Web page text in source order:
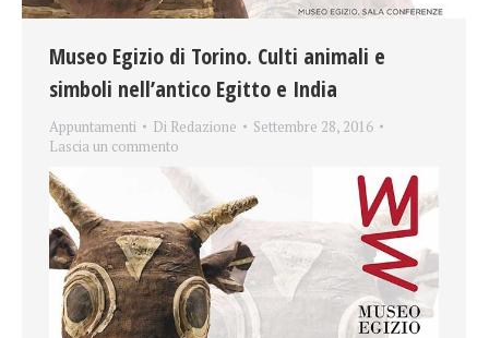
Museo Egizio di Torino. Culti animali e
simboli nell’antico Egitto e India
Appuntamenti Di Redazione
Settembre 28, 2016
Lascia un commento